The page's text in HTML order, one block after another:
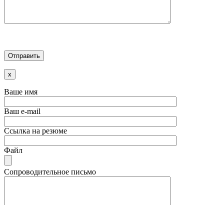
x
Ваше имя
Ваш e-mail
Ссылка на резюме
Файл
Сопроводительное письмо